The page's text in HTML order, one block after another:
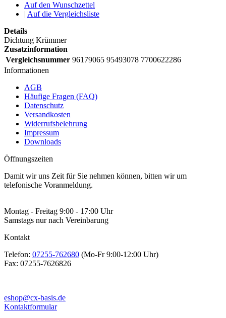
Auf den Wunschzettel
| Auf die Vergleichsliste
Details
Dichtung Krümmer
Zusatzinformation
Vergleichsnummer 96179065 95493078 7700622286
Informationen
AGB
Häufige Fragen (FAQ)
Datenschutz
Versandkosten
Widerrufsbelehrung
Impressum
Downloads
Öffnungszeiten
Damit wir uns Zeit für Sie nehmen können, bitten wir um
telefonische Voranmeldung.
Montag - Freitag 9:00 - 17:00 Uhr
Samstags nur nach Vereinbarung
Kontakt
Telefon: 07255-762680 (Mo-Fr 9:00-12:00 Uhr)
Fax: 07255-7626826
eshop@cx-basis.de
Kontaktformular